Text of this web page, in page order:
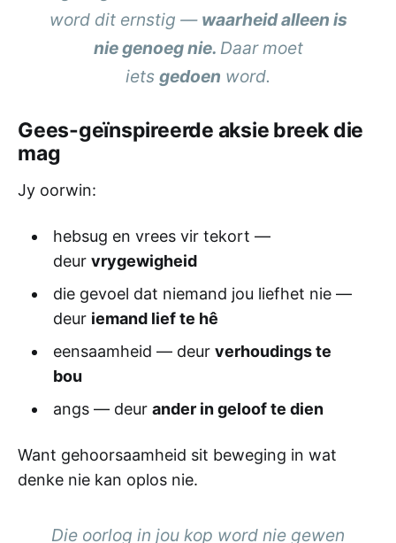
word dit ernstig — waarheid alleen is
nie genoeg nie. Daar moet
iets gedoen word.
Gees-geïnspireerde aksie breek die
mag
Jy oorwin:
hebsug en vrees vir tekort —
deur vrygewigheid
die gevoel dat niemand jou liefhet nie —
deur iemand lief te hê
eensaamheid — deur verhoudings te
bou
angs — deur ander in geloof te dien
Want gehoorsaamheid sit beweging in wat
denke nie kan oplos nie.
Die oorlog in jou kop word nie gewen